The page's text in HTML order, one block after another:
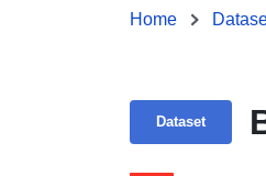
Home
Dataset